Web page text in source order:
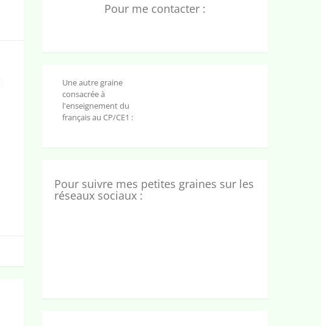
Pour me contacter :
Une autre graine
consacrée à
l'enseignement du
français au CP/CE1 :
Pour suivre mes petites graines sur les
réseaux sociaux :